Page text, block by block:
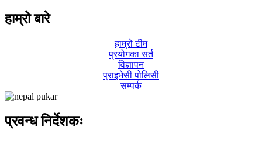
हाम्रो बारे
हाम्रो टीम
प्रयोगका सर्त
विज्ञापन
प्राइभेसी पोलिसी
सम्पर्क
प्रवन्ध निर्देशकः